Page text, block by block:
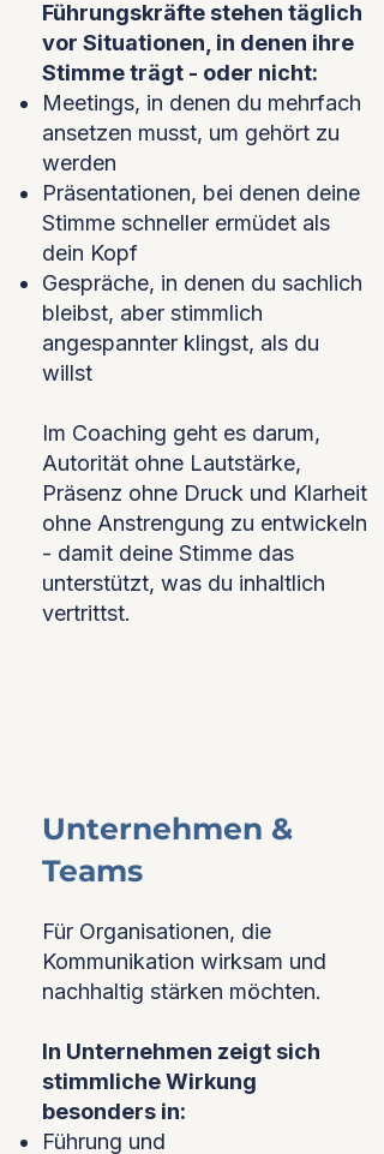
Führungskräfte stehen täglich
vor Situationen, in denen ihre
Stimme trägt - oder nicht:
Meetings, in denen du mehrfach
ansetzen musst, um gehört zu
werden
Präsentationen, bei denen deine
Stimme schneller ermüdet als
dein Kopf
Gespräche, in denen du sachlich
bleibst, aber stimmlich
angespannter klingst, als du
willst
Im Coaching geht es darum,
Autorität ohne Lautstärke,
Präsenz ohne Druck und Klarheit
ohne Anstrengung zu entwickeln
- damit deine Stimme das
unterstützt, was du inhaltlich
vertrittst.
Unternehmen &
Teams
Für Organisationen, die
Kommunikation wirksam und
nachhaltig stärken möchten.
In Unternehmen zeigt sich
stimmliche Wirkung
besonders in:
Führung und